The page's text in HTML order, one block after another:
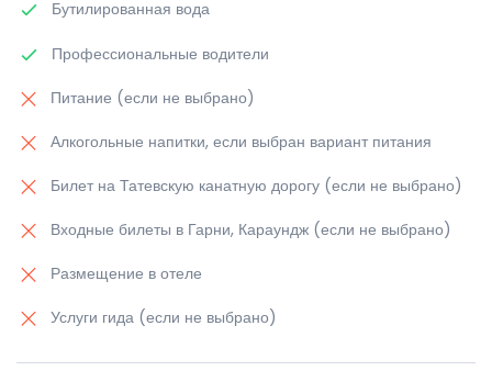
Бутилированная вода
Профессиональные водители
Питание (если не выбрано)
Алкогольные напитки, если выбран вариант питания
Билет на Татевскую канатную дорогу (если не выбрано)
Входные билеты в Гарни, Караундж (если не выбрано)
Размещение в отеле
Услуги гида (если не выбрано)